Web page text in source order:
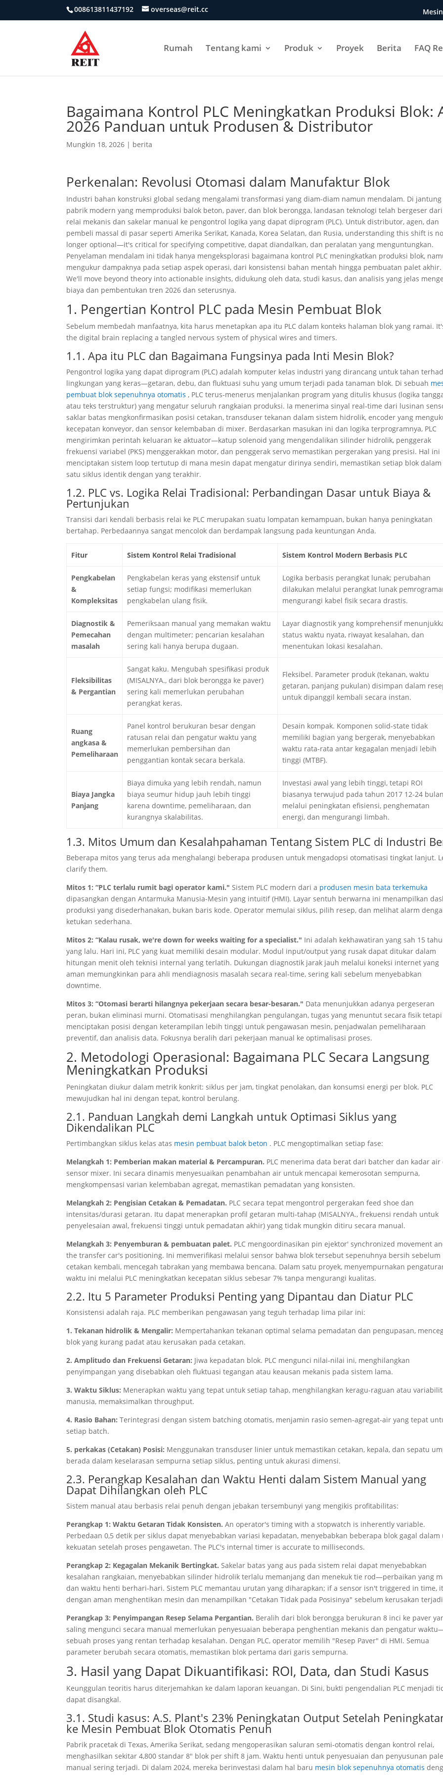
008613811437192 overseas@reit.cc
Rumah Tentang kami Produk Proyek Berita FAQ
Bagaimana Kontrol PLC Meningkatkan Produksi Blok:
2026 Panduan untuk Produsen & Distributor
Mungkin 18, 2026 | berita
Perkenalan: Revolusi Otomasi dalam Manufaktur Blok
Industri bahan konstruksi global sedang mengalami transformasi yang diam-diam namun mendalam. Di jantung
pabrik modern yang memproduksi balok beton, paver, dan blok berongga, landasan teknologi telah bergeser dari
relai mekanis dan sakelar manual ke pengontrol logika yang dapat diprogram (PLC). Untuk distributor, agen, dan
pembeli massal di pasar seperti Amerika Serikat, Kanada, Korea Selatan, dan Rusia, understanding this shift is no
longer optional—it's critical for specifying competitive, dapat diandalkan, dan peralatan yang menguntungkan.
Penyelaman mendalam ini tidak hanya mengeksplorasi bagaimana kontrol PLC meningkatkan produksi blok,
mengukur dampaknya pada setiap aspek operasi, dari konsistensi bahan mentah hingga pembuatan palet akhir.
We'll move beyond theory into actionable insights, didukung oleh data, studi kasus, dan analisis yang jelas
biaya dan pembentukan tren 2026 dan seterusnya.
1. Pengertian Kontrol PLC pada Mesin Pembuat Blok
Sebelum membedah manfaatnya, kita harus menetapkan apa itu PLC dalam konteks halaman blok yang ramai.
the digital brain replacing a tangled nervous system of physical wires and timers.
1.1. Apa itu PLC dan Bagaimana Fungsinya pada Inti Mesin Blok?
Pengontrol logika yang dapat diprogram (PLC) adalah komputer kelas industri yang dirancang untuk tahan
lingkungan yang keras—getaran, debu, dan fluktuasi suhu yang umum terjadi pada tanaman blok. Di sebuah
pembuat blok sepenuhnya otomatis, PLC terus-menerus menjalankan program yang ditulis khusus (logika
atau teks terstruktur) yang mengatur seluruh rangkaian produksi. Ia menerima sinyal real-time dari lusinan
saklar batas mengkonfirmasikan posisi cetakan, transduser tekanan dalam sistem hidrolik, encoder yang
kecepatan konveyor, dan sensor kelembaban di mixer. Berdasarkan masukan ini dan logika terprogramnya, PLC
mengirimkan perintah keluaran ke aktuator—katup solenoid yang mengendalikan silinder hidrolik, penggerak
frekuensi variabel (PKS) menggerakkan motor, dan penggerak servo memastikan pergerakan yang presisi. Hal ini
menciptakan sistem loop tertutup di mana mesin dapat mengatur dirinya sendiri, memastikan setiap blok dalam
satu siklus identik dengan yang terakhir.
1.2. PLC vs. Logika Relai Tradisional: Perbandingan Dasar untuk Biaya &
Pertunjukan
Transisi dari kendali berbasis relai ke PLC merupakan suatu lompatan kemampuan, bukan hanya peningkatan
bertahap. Perbedaannya sangat mencolok dan berdampak langsung pada keuntungan Anda.
Fitur Sistem Kontrol Relai Tradisional Sistem Kontrol Modern Berbasis PLC
Pengkabelan
&
Kompleksitas
Pengkabelan keras yang ekstensif untuk
setiap fungsi; modifikasi memerlukan
pengkabelan ulang fisik.
Logika berbasis perangkat lunak; perubahan
dilakukan melalui perangkat lunak
mengurangi kabel fisik secara drastis.
Diagnostik &
Pemecahan
masalah
Pemeriksaan manual yang memakan waktu
dengan multimeter; pencarian kesalahan
sering kali hanya berupa dugaan.
Layar diagnostik yang komprehensif
status waktu nyata, riwayat kesalahan, dan
menentukan lokasi kesalahan.
Fleksibilitas
& Pergantian
Sangat kaku. Mengubah spesifikasi produk
(MISALNYA., dari blok berongga ke paver)
sering kali memerlukan perubahan
perangkat keras.
Fleksibel. Parameter produk (tekanan, waktu
getaran, panjang pukulan) disimpan dalam
untuk dipanggil kembali secara instan.
Ruang
angkasa &
Pemeliharaan
Panel kontrol berukuran besar dengan
ratusan relai dan pengatur waktu yang
memerlukan pembersihan dan
penggantian kontak secara berkala.
Desain kompak. Komponen solid-state tidak
memiliki bagian yang bergerak, menyebabkan
waktu rata-rata antar kegagalan menjadi lebih
tinggi (MTBF).
Biaya Jangka
Panjang
Biaya dimuka yang lebih rendah, namun
biaya seumur hidup jauh lebih tinggi
karena downtime, pemeliharaan, dan
kurangnya skalabilitas.
Investasi awal yang lebih tinggi, tetapi ROI
biasanya terwujud pada tahun 2017 12-24 bulan
melalui peningkatan efisiensi, penghematan
energi, dan mengurangi limbah.
1.3. Mitos Umum dan Kesalahpahaman Tentang Sistem PLC di Industri
Beberapa mitos yang terus ada menghalangi beberapa produsen untuk mengadopsi otomatisasi tingkat lanjut.
clarify them.
Mitos 1: “PLC terlalu rumit bagi operator kami."Sistem PLC modern dari a produsen mesin bata terkemuka
dipasangkan dengan Antarmuka Manusia-Mesin yang intuitif (HMI). Layar sentuh berwarna ini menampilkan
produksi yang disederhanakan, bukan baris kode. Operator memulai siklus, pilih resep, dan melihat alarm
ketukan sederhana.
Mitos 2: “Kalau rusak,we're down for weeks waiting for a specialist." Ini adalah kekhawatiran yang sah 15
yang lalu. Hari ini, PLC yang kuat memiliki desain modular. Modul input/output yang rusak dapat ditukar dalam
hitungan menit oleh teknisi internal yang terlatih. Dukungan diagnostik jarak jauh melalui koneksi internet yang
aman memungkinkan para ahli mendiagnosis masalah secara real-time, sering kali sebelum menyebabkan
downtime.
Mitos 3: “Otomasi berarti hilangnya pekerjaan secara besar-besaran." Data menunjukkan adanya pergeseran
peran, bukan eliminasi murni. Otomatisasi menghilangkan pengulangan, tugas yang menuntut secara fisik tetapi
menciptakan posisi dengan keterampilan lebih tinggi untuk pengawasan mesin, penjadwalan pemeliharaan
preventif, dan analisis data. Fokusnya beralih dari pekerjaan manual ke optimalisasi proses.
2. Metodologi Operasional: Bagaimana PLC Secara Langsung
Meningkatkan Produksi
Peningkatan diukur dalam metrik konkrit: siklus per jam, tingkat penolakan, dan konsumsi energi per blok. PLC
mewujudkan hal ini dengan tepat, kontrol berulang.
2.1. Panduan Langkah demi Langkah untuk Optimasi Siklus yang
Dikendalikan PLC
Pertimbangkan siklus kelas atas mesin pembuat balok beton . PLC mengoptimalkan setiap fase:
Melangkah 1: Pemberian makan material & Percampuran. PLC menerima data berat dari batcher dan kadar air
sensor mixer. Ini secara dinamis menyesuaikan penambahan air untuk mencapai kemerosotan sempurna,
mengkompensasi varian kelembaban agregat, memastikan pemadatan yang konsisten.
Melangkah 2: Pengisian Cetakan & Pemadatan. PLC secara tepat mengontrol pergerakan feed shoe dan
intensitas/durasi getaran. Itu dapat menerapkan profil getaran multi-tahap (MISALNYA., frekuensi rendah untuk
penyelesaian awal, frekuensi tinggi untuk pemadatan akhir) yang tidak mungkin ditiru secara manual.
Melangkah 3: Penyemburan & pembuatan palet. PLC mengoordinasikan pin ejektor'synchronized movement
the transfer car's positioning. Ini memverifikasi melalui sensor bahwa blok tersebut sepenuhnya bersih sebelum
cetakan kembali, mencegah tabrakan yang membawa bencana. Dalam satu proyek, menyempurnakan
waktu ini melalui PLC meningkatkan kecepatan siklus sebesar 7% tanpa mengurangi kualitas.
2.2. Itu 5 Parameter Produksi Penting yang Dipantau dan Diatur PLC
Konsistensi adalah raja. PLC memberikan pengawasan yang teguh terhadap lima pilar ini:
1. Tekanan hidrolik & Mengalir: Mempertahankan tekanan optimal selama pemadatan dan pengupasan,
blok yang kurang padat atau kerusakan pada cetakan.
2. Amplitudo dan Frekuensi Getaran: Jiwa kepadatan blok. PLC mengunci nilai-nilai ini, menghilangkan
penyimpangan yang disebabkan oleh fluktuasi tegangan atau keausan mekanis pada sistem lama.
3. Waktu Siklus: Menerapkan waktu yang tepat untuk setiap tahap, menghilangkan keragu-raguan atau
manusia, memaksimalkan throughput.
4. Rasio Bahan:Terintegrasi dengan sistem batching otomatis, menjamin rasio semen-agregat-air yang tepat
setiap batch.
5. perkakas (Cetakan) Posisi: Menggunakan transduser linier untuk memastikan cetakan, kepala, dan sepatu
berada dalam keselarasan sempurna setiap siklus, penting untuk akurasi dimensi.
2.3. Perangkap Kesalahan dan Waktu Henti dalam Sistem Manual yang
Dapat Dihilangkan oleh PLC
Sistem manual atau berbasis relai penuh dengan jebakan tersembunyi yang mengikis profitabilitas:
Perangkap 1: Waktu Getaran Tidak Konsisten.An operator's timing with a stopwatch is inherently variable.
Perbedaan 0,5 detik per siklus dapat menyebabkan variasi kepadatan, menyebabkan beberapa blok gagal dalam
kekuatan setelah proses pengawetan.The PLC's internal timer is accurate to milliseconds.
Perangkap 2: Kegagalan Mekanik Bertingkat.Sakelar batas yang aus pada sistem relai dapat menyebabkan
kesalahan rangkaian, menyebabkan silinder hidrolik terlalu memanjang dan menekuk tie rod—perbaikan yang
dan waktu henti berhari-hari. Sistem PLC memantau urutan yang diharapkan; if a sensor isn't triggered in time,
dengan aman menghentikan mesin dan menampilkan "Cetakan Tidak pada Posisinya" sebelum kerusakan
Perangkap 3: Penyimpangan Resep Selama Pergantian. Beralih dari blok berongga berukuran 8 inci ke paver
saling mengunci secara manual memerlukan penyesuaian beberapa penghentian mekanis dan pengatur
sebuah proses yang rentan terhadap kesalahan. Dengan PLC, operator memilih "Resep Paver" di HMI. Semua
parameter berubah secara otomatis, memastikan blok pertama dari garis sempurna.
3. Hasil yang Dapat Dikuantifikasi: ROI, Data, dan Studi Kasus
Keunggulan teoritis harus diterjemahkan ke dalam laporan keuangan. Di Sini, bukti pengendalian PLC menjadi
dapat disangkal.
3.1. Studi kasus: A.S. Plant's 23% Peningkatan Output Setelah
ke Mesin Pembuat Blok Otomatis Penuh
Pabrik pracetak di Texas, Amerika Serikat, sedang mengoperasikan saluran semi-otomatis dengan kontrol relai,
menghasilkan sekitar 4,800 standar 8" blok per shift 8 jam. Waktu henti untuk penyesuaian dan penyusunan
manual sering terjadi. Di dalam 2024, mereka berinvestasi dalam hal baru mesin blok sepenuhnya otomatis